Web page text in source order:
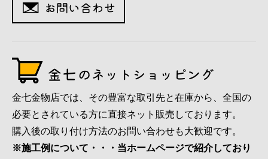
金七金物店では、その豊富な取引先と在庫から、全国の
必要とされている方に直接ネット販売しております。
購入後の取り付け方法のお問い合わせも大歓迎です。
※施工例について・・・当ホームページで紹介しており